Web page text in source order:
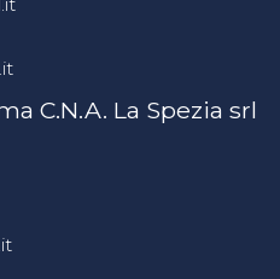
C.N.A. La Spezia srl